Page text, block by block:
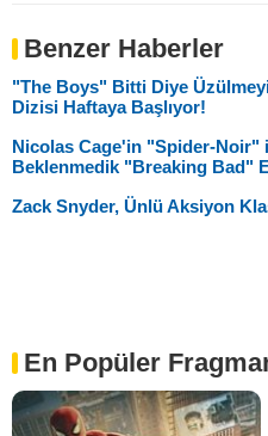
Benzer Haberler
"The Boys" Bitti Diye
Dizisi Haftaya Başlıyor!
Nicolas Cage'in "Spider-Noir"
Beklenmedik "Breaking Bad"
Zack Snyder, Ünlü Aksiyon
En Popüler